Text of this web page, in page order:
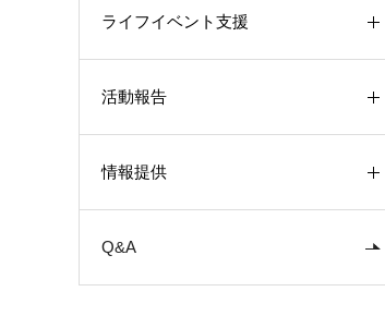
ライフイベント支援
活動報告
情報提供
Q&A